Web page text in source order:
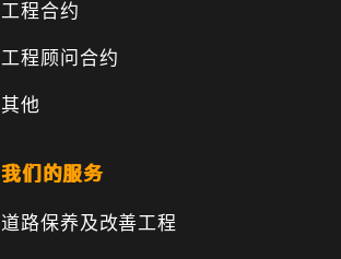
工程合约
工程顾问合约
其他
我们的服务
道路保养及改善工程